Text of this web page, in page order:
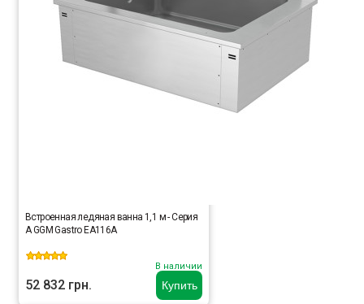
Купить
Встроенная ледяная ванна 1,1 м - Серия
A GGM Gastro EA116A
В наличии
52 832 грн.